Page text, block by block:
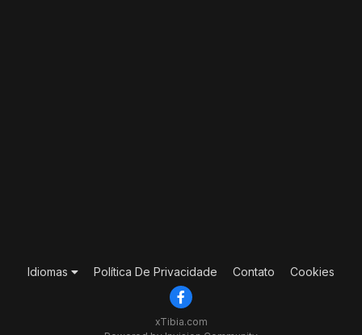
Idiomas Política De Privacidade Contato Cookies
xTibia.com